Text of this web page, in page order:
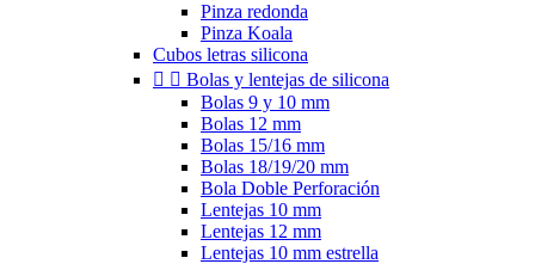
Pinza redonda
Pinza Koala
Cubos letras silicona
  Bolas y lentejas de silicona
Bolas 9 y 10 mm
Bolas 12 mm
Bolas 15/16 mm
Bolas 18/19/20 mm
Bola Doble Perforación
Lentejas 10 mm
Lentejas 12 mm
Lentejas 10 mm estrella